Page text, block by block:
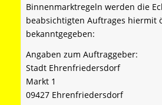
Binnenmarktregeln werden die
beabsichtigten Auftrages hiermit
bekanntgegeben:
Angaben zum Auftraggeber:
Stadt Ehrenfriedersdorf
Markt 1
09427 Ehrenfriedersdorf